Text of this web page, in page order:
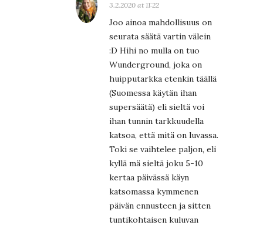
3.2.2020 at 11:22
Joo ainoa mahdollisuus on
seurata säätä vartin välein
:D Hihi no mulla on tuo
Wunderground, joka on
huipputarkka etenkin täällä
(Suomessa käytän ihan
supersäätä) eli sieltä voi
ihan tunnin tarkkuudella
katsoa, että mitä on luvassa.
Toki se vaihtelee paljon, eli
kyllä mä sieltä joku 5-10
kertaa päivässä käyn
katsomassa kymmenen
päivän ennusteen ja sitten
tuntikohtaisen kuluvan